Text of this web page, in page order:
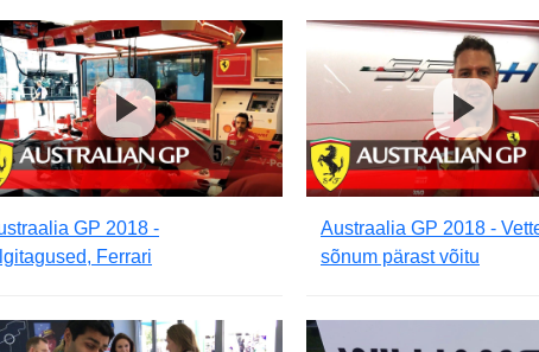
GP 2018 -
Ferrari
Austraalia GP 2018 -
sõnum pärast võitu